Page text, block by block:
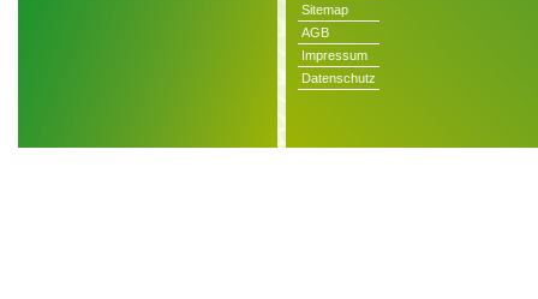
Sitemap
AGB
Impressum
Datenschutz